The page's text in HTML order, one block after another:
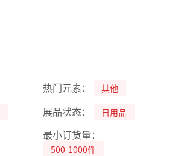
热门元素： 其他
展品状态： 日用品
最小订货量：
500-1000件